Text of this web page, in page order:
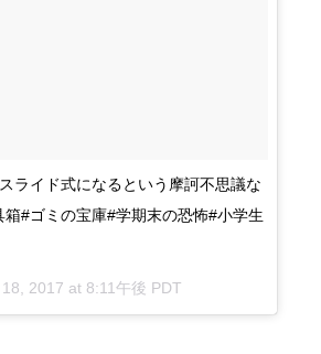
ライド式になるという摩訶不思議な
#ゴミの宝庫#学期末の恐怖#小学生
2017 at 8:11午後 PDT